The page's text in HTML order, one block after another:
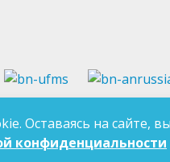
Оставаясь на сайте,
конфиденциальности